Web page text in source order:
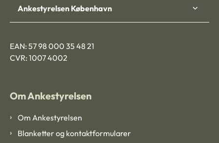
Ankestyrelsen København
EAN: 57 98 000 35 48 21
CVR: 1007 4002
Om Ankestyrelsen
Om Ankestyrelsen
Blanketter og kontaktformularer